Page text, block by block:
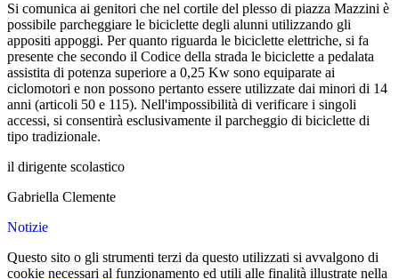
Si comunica ai genitori che nel cortile del plesso di piazza Mazzini è
possibile parcheggiare le biciclette degli alunni utilizzando gli
appositi appoggi. Per quanto riguarda le biciclette elettriche, si fa
presente che secondo il Codice della strada le biciclette a pedalata
assistita di potenza superiore a 0,25 Kw sono equiparate ai
ciclomotori e non possono pertanto essere utilizzate dai minori di 14
anni (articoli 50 e 115). Nell'impossibilità di verificare i singoli
accessi, si consentirà esclusivamente il parcheggio di biciclette di
tipo tradizionale.
il dirigente scolastico
Gabriella Clemente
Notizie
Questo sito o gli strumenti terzi da questo utilizzati si avvalgono di
cookie necessari al funzionamento ed utili alle finalità illustrate nella